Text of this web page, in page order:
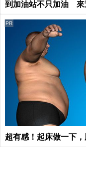
到加油站不只加油 來
超有感！起床做一下，
PR